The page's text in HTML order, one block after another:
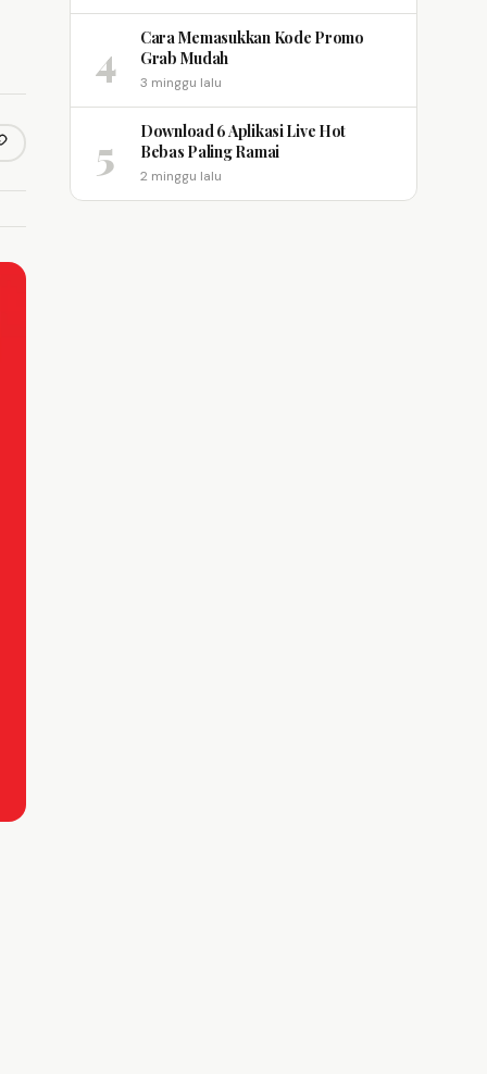
link
4
Cara Memasukkan Kode Promo
Grab Mudah
3 minggu lalu
5
Download 6 Aplikasi Live Hot
Bebas Paling Ramai
2 minggu lalu